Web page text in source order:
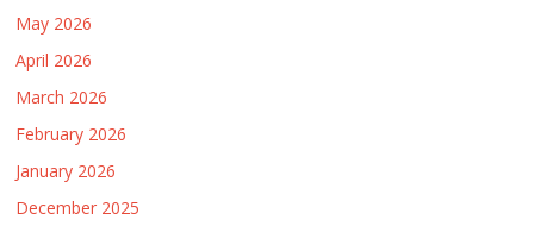
May 2026
April 2026
March 2026
February 2026
January 2026
December 2025